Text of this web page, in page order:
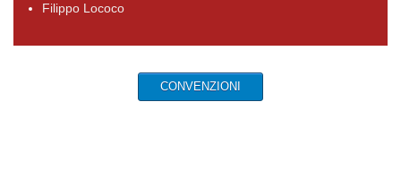
Filippo Lococo
CONVENZIONI